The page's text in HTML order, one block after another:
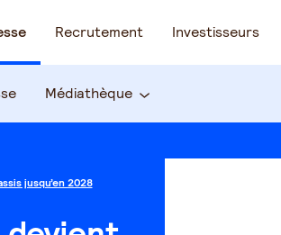
Recrutement Investisseurs
Médiathèque
jusqu’en 2028